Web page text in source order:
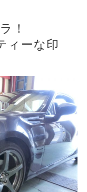
！
ィーな印